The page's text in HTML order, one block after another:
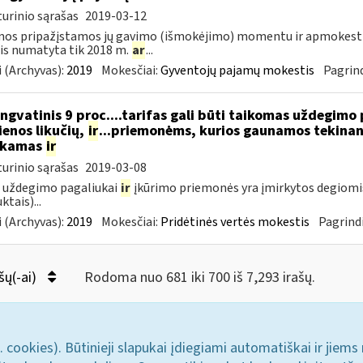
sąrašas 2019-03-12
pripažįstamos jų gavimo (išmokėjimo) momentu ir
numatyta tik 2018 m. ar...
2019 Mokesčiai:Gyventojų pajamų mokestis
9 proc....tarifas gali būti taikomas uždegimo
likučių, ir...priemonėms, kurios gaunamos
ir
sąrašas 2019-03-08
pagaliukai ir įkūrimo priemonės yra įmirkytos
2019 Mokesčiai: Pridėtinės vertės mokestis
ai) Rodoma nuo 681 iki 700 iš 7,293 irašų.
cookies). Būtinieji slapukai įdiegiami automatiškai ir jiems